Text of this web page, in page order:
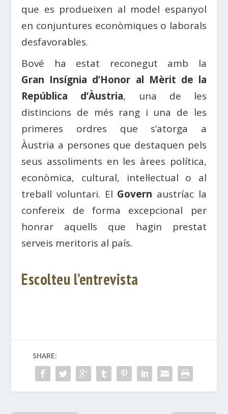
que es produeixen al model espanyol
en conjuntures econòmiques o laborals
desfavorables.
Bové ha estat reconegut amb la
Gran Insígnia d’Honor al Mèrit de la
República d’Àustria, una de les
distincions de més rang i una de les
primeres ordres que s’atorga a
Àustria a persones que destaquen pels
seus assoliments en les àrees política,
econòmica, cultural, intel·lectual o al
treball voluntari. El Govern austríac la
confereix de forma excepcional per
honrar aquells que hagin prestat
serveis meritoris al país.
Escolteu l’entrevista
SHARE: